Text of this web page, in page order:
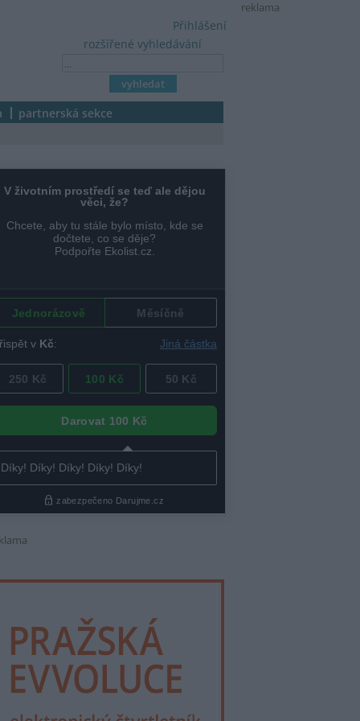
reklama
rozšířené vyhledávání
Přihlášení
partnerská sekce